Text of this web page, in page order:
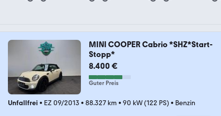
MINI COOPER Cabrio *SHZ*Start-
Stopp*
8.400 €
Guter Preis
Unfallfrei • EZ 09/2013 • 88.327 km • 90 kW (122 PS) • Benzin